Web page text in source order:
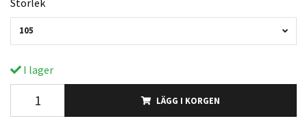
105
I lager
LÄGG I KORGEN